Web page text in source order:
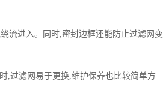
流进入。同时,密封边框还能防止过滤网变
,过滤网易于更换,维护保养也比较简单方